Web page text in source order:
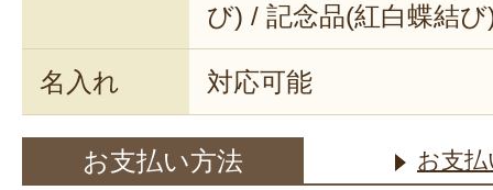
び) / 記念品(紅白蝶結び
名入れ 対応可能
お支払い方法 お支